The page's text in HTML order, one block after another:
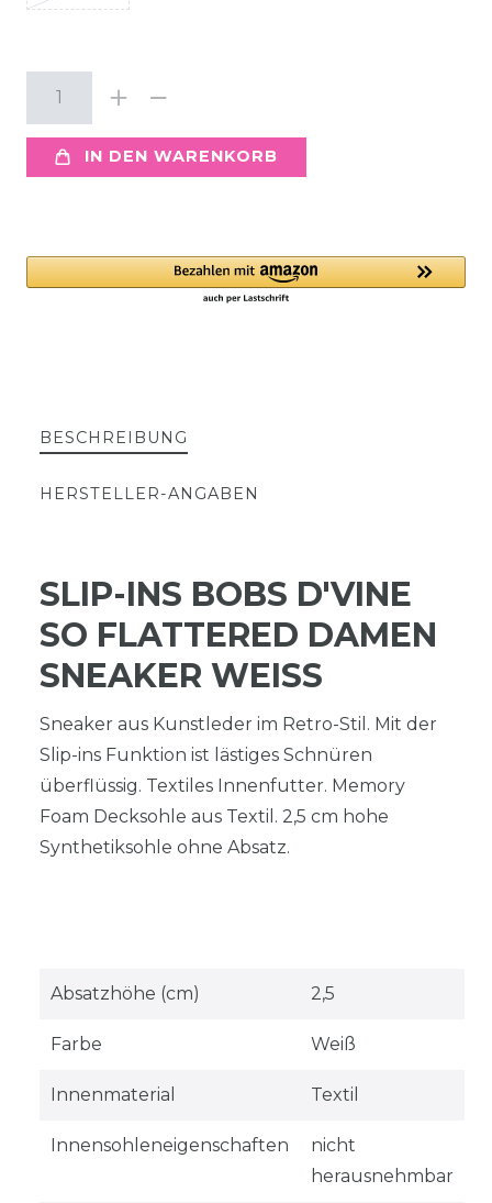
IN DEN WARENKORB
BESCHREIBUNG
HERSTELLER-ANGABEN
SLIP-INS BOBS D'VINE
SO FLATTERED DAMEN
SNEAKER WEISS
Sneaker aus Kunstleder im Retro-Stil. Mit der
Slip-ins Funktion ist lästiges Schnüren
überflüssig. Textiles Innenfutter. Memory
Foam Decksohle aus Textil. 2,5 cm hohe
Synthetiksohle ohne Absatz.
Absatzhöhe (cm) 2,5
Farbe Weiß
Innenmaterial Textil
Innensohleneigenschaften
nicht
herausnehmbar